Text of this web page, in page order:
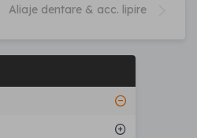
Aliaje dentare & acc. lipire